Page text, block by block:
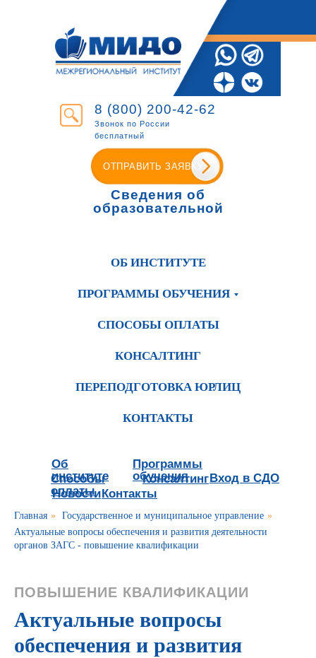
8 (800) 200-42-62
Звонок по России
бесплатный
ОТПРАВИТЬ ЗАЯВКУ
Сведения об
образовательной
ОБ ИНСТИТУТЕ
ПРОГРАММЫ ОБУЧЕНИЯ
СПОСОБЫ ОПЛАТЫ
КОНСАЛТИНГ
ПЕРЕПОДГОТОВКА ЮРЛИЦ
КОНТАКТЫ
Об
институте
Программы
обучения
Способы
оплаты
Консалтинг
Новости
Вход в СДО
Контакты
Главная » Государственное и муниципальное управление »
Актуальные вопросы обеспечения и развития деятельности
органов ЗАГС - повышение квалификации
ПОВЫШЕНИЕ КВАЛИФИКАЦИИ
Актуальные вопросы
обеспечения и развития